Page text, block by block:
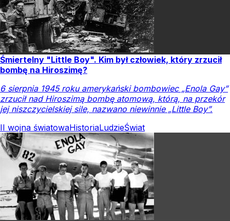
Śmiertelny "Little Boy". Kim był człowiek, który zrzucił
bombę na Hiroszimę?
6 sierpnia 1945 roku amerykański bombowiec „Enola Gay”
zrzucił nad Hiroszimą bombę atomową, którą, na przekór
jej niszczycielskiej sile, nazwano niewinnie „Little Boy”.
II wojna światowaHistoriaLudzieŚwiat